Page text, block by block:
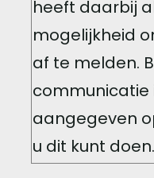
heeft daarbij
mogelijkheid
af te melden.
communicatie
aangegeven
u dit kunt doen.